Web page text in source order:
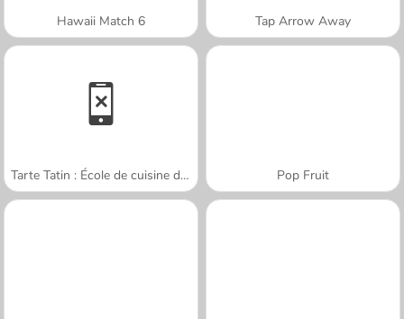
Hawaii Match 6 Tap Arrow Away
Tarte Tatin : École de cuisine de Sara Pop Fruit